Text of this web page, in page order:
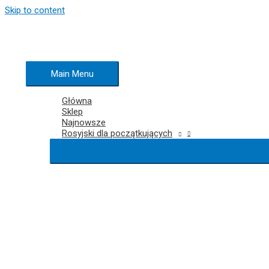
Skip to content
Main Menu
Główna
Sklep
Najnowsze
Rosyjski dla początkujących